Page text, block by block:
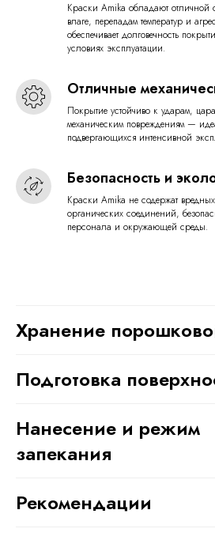
Краски Amika обладают отличной
влаге, перепадам температур и
обеспечивает долговечность
условиях эксплуатации.
Отличные
Покрытие устойчиво к ударам,
механическим повреждениям —
подвергающихся интенсивной
Безопасность и
Краски Amika не содержат
органических соединений,
персонала и окружающей среды.
Хранение
Подготовка
Нанесение и режим
запекания
Рекомендации